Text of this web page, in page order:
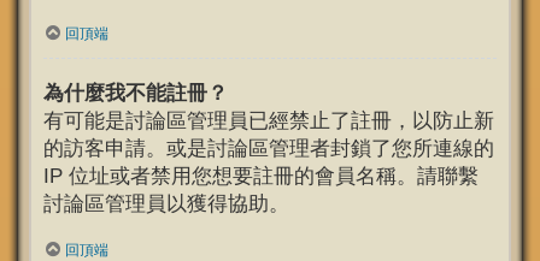
回頂端
為什麼我不能註冊？
有可能是討論區管理員已經禁止了註冊，以防止新
的訪客申請。或是討論區管理者封鎖了您所連線的
IP 位址或者禁用您想要註冊的會員名稱。請聯繫
討論區管理員以獲得協助。
回頂端